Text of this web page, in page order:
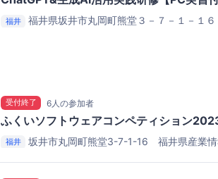
福井 福井県坂井市丸岡町熊堂３－７－１－１６
受付終了 6人の参加者
ふくいソフトウェアコンペティション
福井 坂井市丸岡町熊堂3-7-1-16 福井県産業情